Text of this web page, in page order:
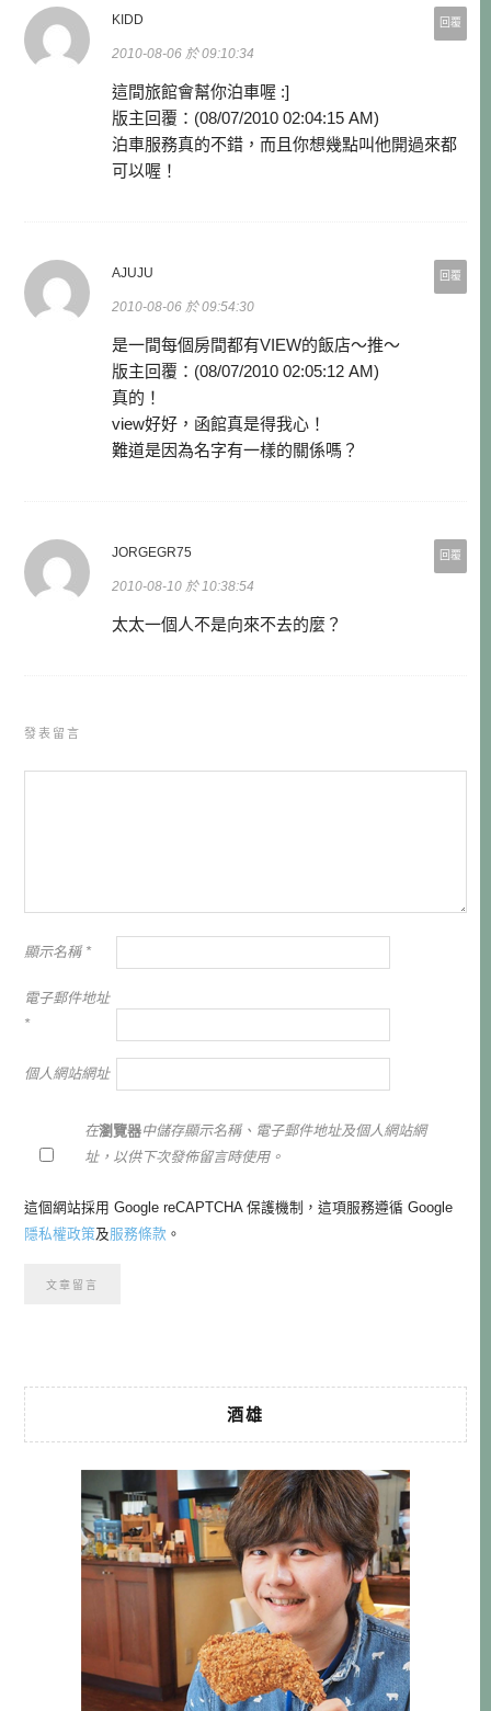
回覆
KIDD
2010-08-06 於 09:10:34
這間旅館會幫你泊車喔 :]
版主回覆：(08/07/2010 02:04:15 AM)
泊車服務真的不錯，而且你想幾點叫他開過來都
可以喔！
回覆
AJUJU
2010-08-06 於 09:54:30
是一間每個房間都有VIEW的飯店～推～
版主回覆：(08/07/2010 02:05:12 AM)
真的！
view好好，函館真是得我心！
難道是因為名字有一樣的關係嗎？
回覆
JORGEGR75
2010-08-10 於 10:38:54
太太一個人不是向來不去的麼？
發表留言
顯示名稱 *
電子郵件地址
*
個人網站網址
在瀏覽器中儲存顯示名稱、電子郵件地址及個人網站網
址，以供下次發佈留言時使用。
這個網站採用 Google reCAPTCHA 保護機制，這項服務遵循 Google
隱私權政策及服務條款 。
酒雄